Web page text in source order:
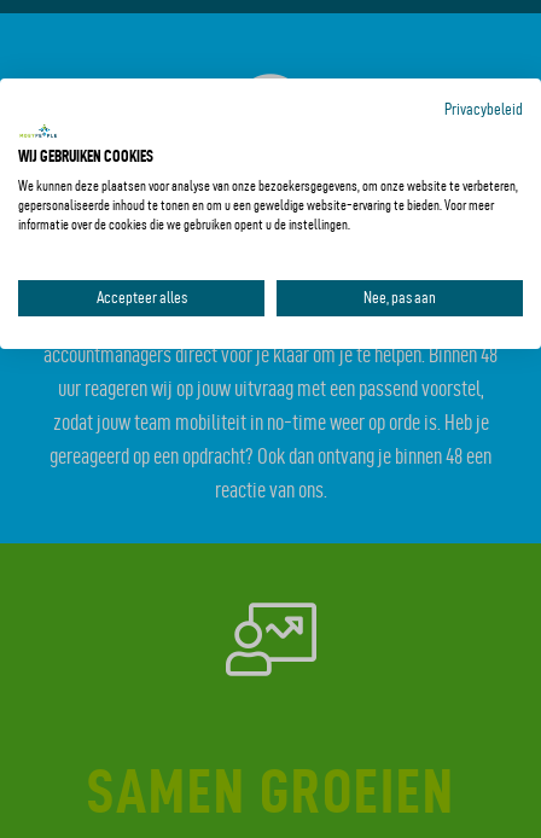
Bij Mobypeople zijn we betrokken en staan onze
accountmanagers direct voor je klaar om je te helpen. Binnen 48
uur reageren wij op jouw uitvraag met een passend voorstel,
zodat jouw team mobiliteit in no-time weer op orde is. Heb je
gereageerd op een opdracht? Ook dan ontvang je binnen 48 een
reactie van ons.
SAMEN GROEIEN
Privacybeleid
WIJ GEBRUIKEN COOKIES
We kunnen deze plaatsen voor analyse van onze bezoekersgegevens, om onze website te verbeteren,
gepersonaliseerde inhoud te tonen en om u een geweldige website-ervaring te bieden. Voor meer
informatie over de cookies die we gebruiken opent u de instellingen.
Accepteer alles Nee, pas aan